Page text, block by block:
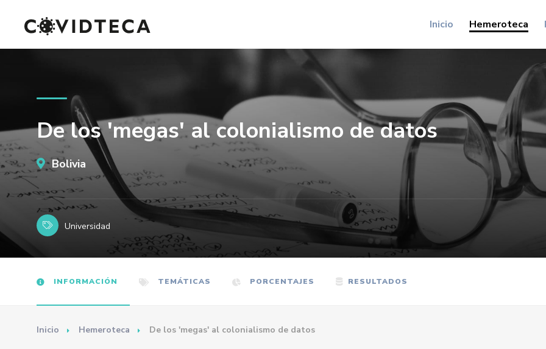
Inicio Hemeroteca
De los 'megas' al colonialismo de datos
Bolivia
Universidad
INFORMACIÓN TEMÁTICAS PORCENTAJES RESULTADOS
Inicio Hemeroteca De los 'megas' al colonialismo de datos